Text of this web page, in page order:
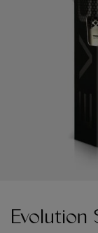
Evolution